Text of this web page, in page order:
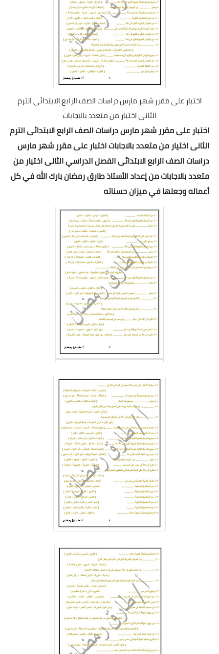
اختبار على مقرر شهر مارس دراسات الصف الرابع الابتدائى الترم
الثانى اختيار من متعدد بالاجابات
اختبار على مقرر شهر مارس دراسات الصف الرابع الابتدائى الترم
الثانى اختيار من متعدد بالاجابات اختبار على مقرر شهر مارس
دراسات الصف الرابع الابتدائى الفصل الدراسي الثانى اختيار من
متعدد بالاجابات من إعداد الأستاذ طارق رمضان بارك الله في كل
أعماله وجعلها في ميزان حسناته